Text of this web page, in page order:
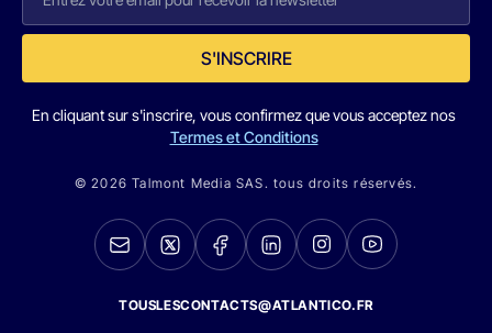
S'INSCRIRE
En cliquant sur s'inscrire, vous confirmez que vous acceptez nos
Termes et Conditions
© 2026 Talmont Media SAS. tous droits réservés.
TOUSLESCONTACTS@ATLANTICO.FR